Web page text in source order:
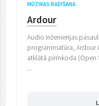
MŪZIKAS RADĪŠANA
Ardour
Audio inženierijas
programmatūra, Ardour
atklātā pirmkoda (Open
...